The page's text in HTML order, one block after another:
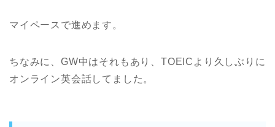
マイペースで進めます。
ちなみに、GW中はそれもあり、TOEICより久しぶりに
オンライン英会話してました。